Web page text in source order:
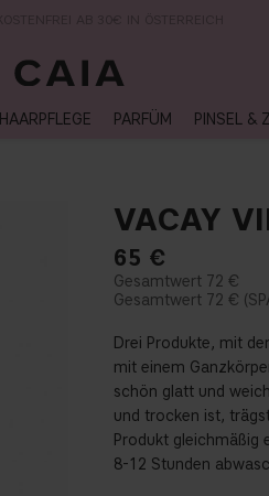
HAARPFLEGE PARFÜM PINSEL &
VACAY
65 €
72 €
72 €
Drei Produkte, mit
mit einem
schön glatt und
und trocken ist,
Produkt gleichmäßig
8-12 Stunden